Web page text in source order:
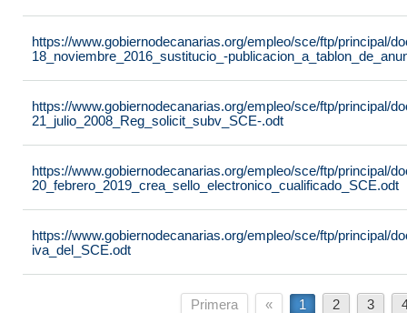
https://www.gobiernodecanarias.org/empleo/sce/ftp/principal/
18_noviembre_2016_sustitucio_-
https://www.gobiernodecanarias.org/empleo/sce/ftp/principal/
21_julio_2008_Reg_solicit_subv_SCE-.odt
https://www.gobiernodecanarias.org/empleo/sce/ftp/principal/
20_febrero_2019_crea_sello_electronico_cualificado_SCE.odt
https://www.gobiernodecanarias.org/empleo/sce/ftp/principal/
iva_del_SCE.odt
Primera « 1 2 3